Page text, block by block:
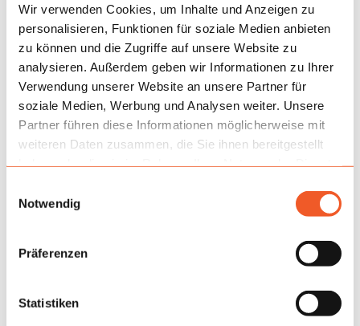
Wir verwenden Cookies, um Inhalte und Anzeigen zu
personalisieren, Funktionen für soziale Medien anbieten
zu können und die Zugriffe auf unsere Website zu
analysieren. Außerdem geben wir Informationen zu Ihrer
Verwendung unserer Website an unsere Partner für
soziale Medien, Werbung und Analysen weiter. Unsere
Partner führen diese Informationen möglicherweise mit
weiteren Daten zusammen, die Sie ihnen bereitgestellt
Notwendig
Präferenzen
Statistiken
jährige Garantie begrenzt das Investitionsrisiko und
unterstützt den Produkteinsatz in den kommenden
Saisons.